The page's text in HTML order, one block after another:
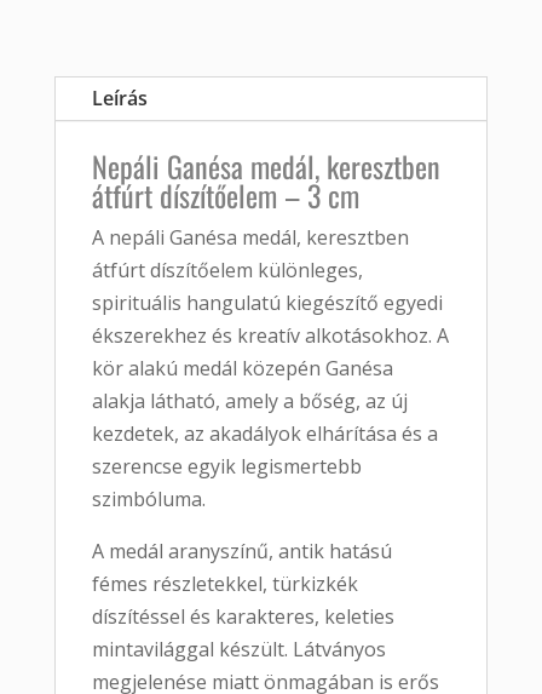
Leírás
Nepáli Ganésa medál, keresztben
átfúrt díszítőelem – 3 cm
A nepáli Ganésa medál, keresztben
átfúrt díszítőelem különleges,
spirituális hangulatú kiegészítő egyedi
ékszerekhez és kreatív alkotásokhoz. A
kör alakú medál közepén Ganésa
alakja látható, amely a bőség, az új
kezdetek, az akadályok elhárítása és a
szerencse egyik legismertebb
szimbóluma.
A medál aranyszínű, antik hatású
fémes részletekkel, türkizkék
díszítéssel és karakteres, keleties
mintavilággal készült. Látványos
megjelenése miatt önmagában is erős